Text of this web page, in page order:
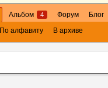
Альбом 4 Форум Блог
По алфавиту В архиве